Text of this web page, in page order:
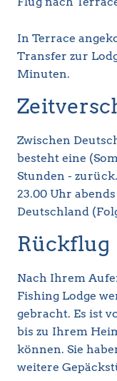
In Terrace
Transfer zur
Minuten.
Zwischen
besteht eine
Stunden -
23.00 Uhr
Deutschland
Rückflug
Nach Ihrem
Fishing Lodge
gebracht. Es ist
bis zu Ihrem
können. Sie
weitere